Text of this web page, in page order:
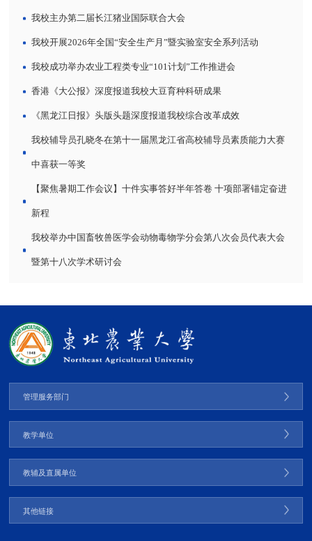
我校主办第二届长江猪业国际联合大会
我校开展2026年全国“安全生产月”暨实验室安全系列活动
我校成功举办农业工程类专业“101计划”工作推进会
香港《大公报》深度报道我校大豆育种科研成果
《黑龙江日报》头版头题深度报道我校综合改革成效
我校辅导员孔晓冬在第十一届黑龙江省高校辅导员素质能力大赛
中喜获一等奖
【聚焦暑期工作会议】十件实事答好半年答卷 十项部署锚定奋进
新程
我校举办中国畜牧兽医学会动物毒物学分会第八次会员代表大会
暨第十八次学术研讨会
管理服务部门
教学单位
教辅及直属单位
其他链接